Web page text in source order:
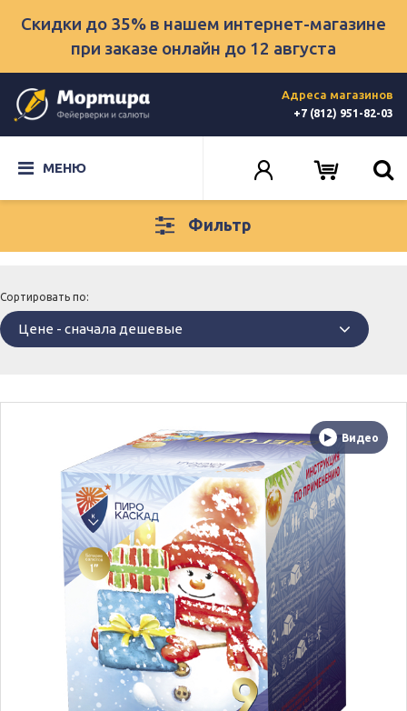
Скидки до 35% в нашем интернет-магазине
при заказе онлайн до 12 августа
Адреса магазинов
+7 (812) 951-82-03
МЕНЮ
Фильтр
Сортировать по:
Цене - сначала дешевые
Видео